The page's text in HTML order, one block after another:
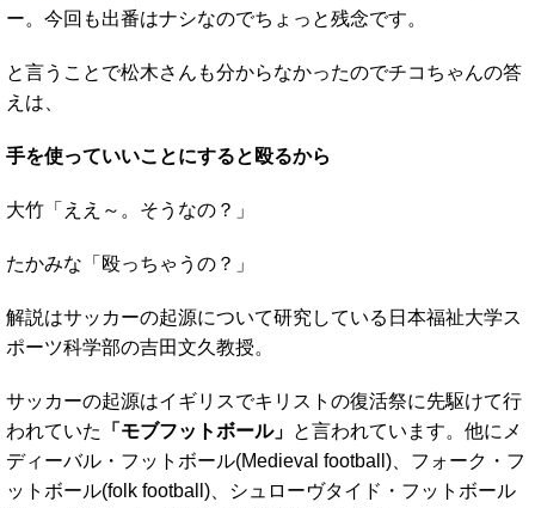
ー。今回も出番はナシなのでちょっと残念です。
と言うことで松木さんも分からなかったのでチコちゃんの答
えは、
手を使っていいことにすると殴るから
大竹「ええ～。そうなの？」
たかみな「殴っちゃうの？」
解説はサッカーの起源について研究している日本福祉大学ス
ポーツ科学部の吉田文久教授。
サッカーの起源はイギリスでキリストの復活祭に先駆けて行
われていた
「モブフットボール」 と言われています。他にメ
ディーバル・フットボール(Medieval football)、フォーク・フ
ットボール(folk football)、シュローヴタイド・フットボール